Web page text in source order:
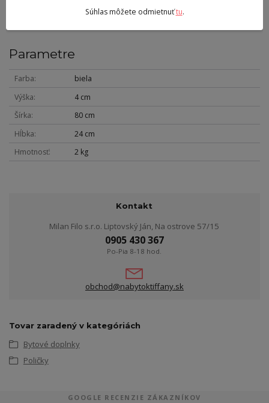
Pôvod tovaru
Parametre
Farba
biela
Výška
4 cm
Šírka
80 cm
Hĺbka
24 cm
Hmotnosť
2 kg
Kontakt
Milan Filo s.r.o. Liptovský Ján, Na ostrove 57/15
0905 430 367
Po-Pia 8-18 hod.
obchod@nabytoktiffany.sk
Tovar zaradený v kategóriách
Bytové doplnky
Poličky
GOOGLE RECENZIE ZÁKAZNÍKOV
Súhlas môžete odmietnuťtu.